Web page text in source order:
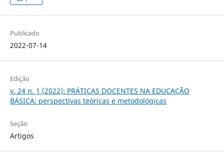
Publicado
2022-07-14
Edição
v. 24 n. 1 (2022): PRÁTICAS DOCENTES NA EDUCAÇÃO
BÁSICA: perspectivas teóricas e metodológicas
Seção
Artigos